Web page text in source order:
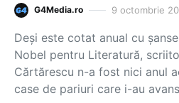
G4Media.ro 9 octombrie
Deși este cotat anual cu
Nobel pentru Literatură,
Cărtărescu n-a fost nici anul
case de pariuri care i-au